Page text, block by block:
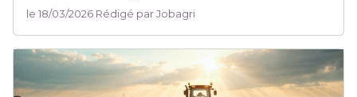
le 18/03/2026 Rédigé par Jobagri